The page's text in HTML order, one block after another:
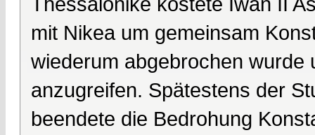
mit Nikea um gemeinsam
wiederum abgebrochen wurde
anzugreifen. Spätestens der
beendete die Bedrohung